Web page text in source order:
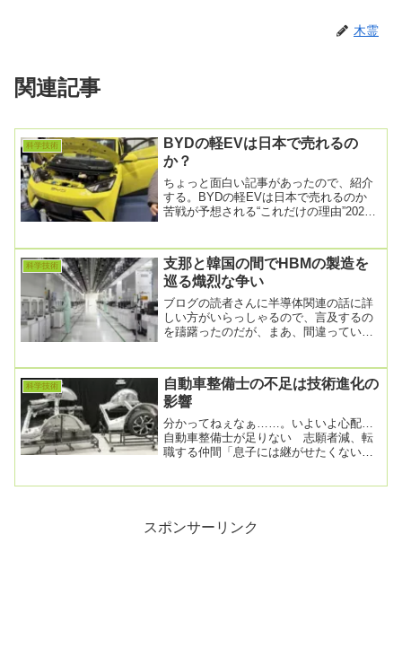
木霊
関連記事
科学技術
BYDの軽EVは日本で売れるの
か？
ちょっと面白い記事があったので、紹介
する。BYDの軽EVは日本で売れるのか
苦戦が予想される“これだけの理由”2025
科学技術
支那と韓国の間でHBMの製造を
巡る熾烈な争い
ブログの読者さんに半導体関連の話に詳
しい方がいらっしゃるので、言及するの
を躊躇ったのだが、まあ、間違っていた
科学技術
自動車整備士の不足は技術進化の
影響
分かってねぇなぁ……。いよいよ心配…
自動車整備士が足りない 志願者減、転
職する仲間「息子には継がせたくない」
スポンサーリンク